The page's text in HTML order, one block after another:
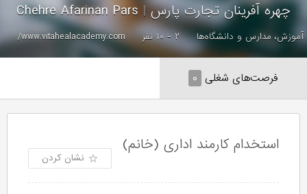
چهره آفرینان تجارت پارس|
آموزش، مدارس و دانشگاه‌ها ۲ - ۱۰ نفر www.vitahealacademy.com/
فرصت‌های شغلی ۰
استخدام کارمند اداری (خانم)
نشان کردن